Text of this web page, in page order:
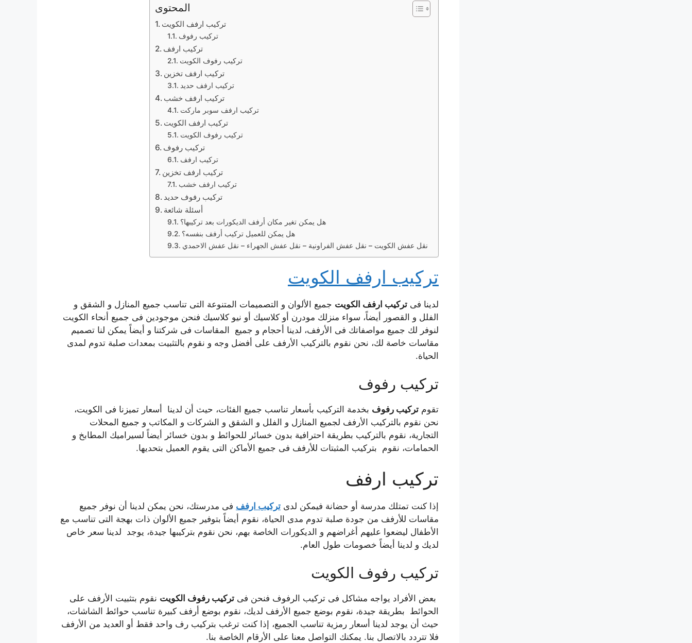
المحتوى
تركيب ارفف الكويت
تركيب رفوف
تركيب ارفف
تركيب رفوف الكويت
تركيب ارفف تخزين
تركيب ارفف حديد
تركيب ارفف خشب
تركيب ارفف سوبر ماركت
تركيب ارفف الكويت
تركيب رفوف الكويت
تركيب رفوف
تركيب ارفف
تركيب ارفف تخزين
تركيب ارفف خشب
تركيب رفوف حديد
أسئلة شائعة
هل يمكن تغير مكان أرفف الديكورات بعد تركيبها؟
هل يمكن للعميل تركيب أرفف بنفسه؟
نقل عفش الكويت – نقل عفش الفراونية – نقل عفش الجهراء – نقل عفش الاحمدي
تركيب ارفف الكويت
لدينا فى تركيب ارفف الكويت جميع الألوان و التصميمات المتنوعة التى تناسب جميع المنازل و الشقق و
الفلل و القصور أيضاً، سواء منزلك مودرن أو كلاسيك أو نيو كلاسيك فنحن موجودين فى جميع أنحاء الكويت
لنوفر لك جميع مواصفاتك فى الأرفف، لدينا أحجام و جميع المقاسات فى شركتنا و أيضاً يمكن لنا تصميم
مقاسات خاصة لك، نحن نقوم بالتركيب الأرفف على أفضل وجه و نقوم بالتثبيت بمعدات صلبة تدوم لمدى
الحياة.
تركيب رفوف
تقوم تركيب رفوف بخدمة التركيب بأسعار تناسب جميع الفئات، حيث أن لدينا أسعار تميزنا فى الكويت،
نحن نقوم بالتركيب الأرفف لجميع المنازل و الفلل و الشقق و الشركات و المكاتب و جميع المحلات
التجارية، نقوم بالتركيب بطريقة احترافية بدون خسائر للحوائط و بدون خسائر أيضاً لسيراميك المطابخ و
الحمامات، نقوم بتركيب المثبتات للأرفف فى جميع الأماكن التى يقوم العميل بتحديها.
تركيب ارفف
إذا كنت تمتلك مدرسة أو حضانة فيمكن لدى تركيب ارفف فى مدرستك، نحن يمكن لدينا أن نوفر جميع
مقاسات للأرفف من جودة صلبة تدوم مدى الحياة، نقوم أيضاً بتوفير جميع الألوان ذات بهجة التى تناسب مع
الأطفال ليضعوا عليهم أغراضهم و الديكورات الخاصة بهم، نحن نقوم بتركيبها جيدة، يوجد لدينا سعر خاص
لديك و لدينا أيضاً خصومات طول العام.
تركيب رفوف الكويت
بعض الأفراد يواجه مشاكل فى تركيب الرفوف فنحن فى تركيب رفوف الكويت نقوم بتثبيت الأرفف على
الحوائط بطريقة جيدة، نقوم بوضع جميع الأرفف لديك، نقوم بوضع أرفف كبيرة تناسب حوائط الشاشات،
حيث أن يوجد لدينا أسعار رمزية تناسب الجميع، إذا كنت ترغب بتركيب رف واحد فقط أو العديد من الأرفف
فلا تتردد بالاتصال بنا. يمكنك التواصل معنا على الأرقام الخاصة بنا.